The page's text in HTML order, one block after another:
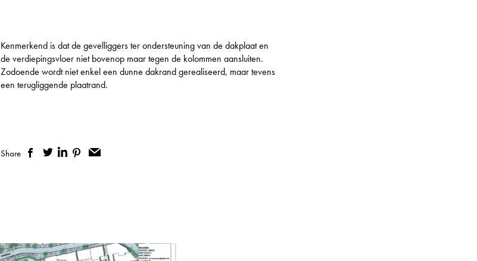
Kenmerkend is dat de gevelliggers ter ondersteuning van de dakplaat en
de verdiepingsvloer niet bovenop maar tegen de kolommen aansluiten.
Zodoende wordt niet enkel een dunne dakrand gerealiseerd, maar tevens
een terugliggende plaatrand.
Share